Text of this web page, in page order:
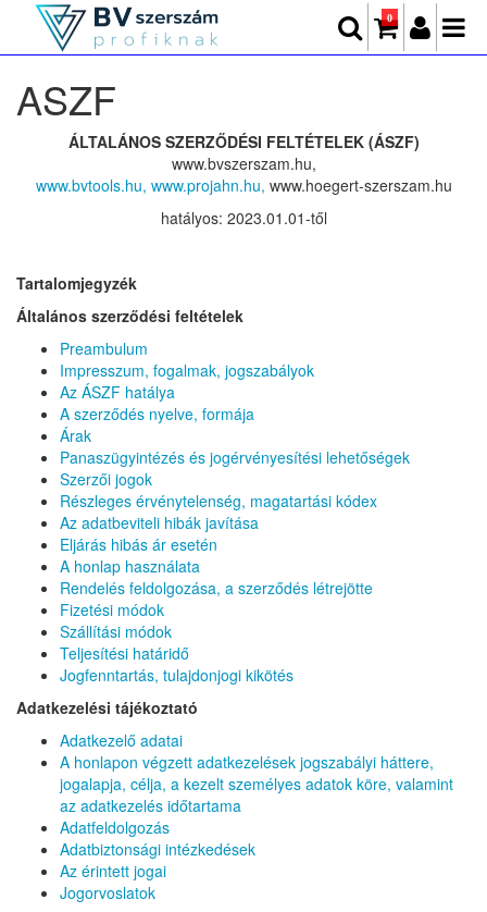
0
ASZF
ÁLTALÁNOS SZERZŐDÉSI FELTÉTELEK (ÁSZF)
www.bvszerszam.hu,
www.bvtools.hu, www.projahn.hu, www.hoegert-szerszam.hu
hatályos: 2023.01.01-től
Tartalomjegyzék
Általános szerződési feltételek
Preambulum
Impresszum, fogalmak, jogszabályok
Az ÁSZF hatálya
A szerződés nyelve, formája
Árak
Panaszügyintézés és jogérvényesítési lehetőségek
Szerzői jogok
Részleges érvénytelenség, magatartási kódex
Az adatbeviteli hibák javítása
Eljárás hibás ár esetén
A honlap használata
Rendelés feldolgozása, a szerződés létrejötte
Fizetési módok
Szállítási módok
Teljesítési határidő
Jogfenntartás, tulajdonjogi kikötés
Adatkezelési tájékoztató
Adatkezelő adatai
A honlapon végzett adatkezelések jogszabályi háttere,
jogalapja, célja, a kezelt személyes adatok köre, valamint
az adatkezelés időtartama
Adatfeldolgozás
Adatbiztonsági intézkedések
Az érintett jogai
Jogorvoslatok